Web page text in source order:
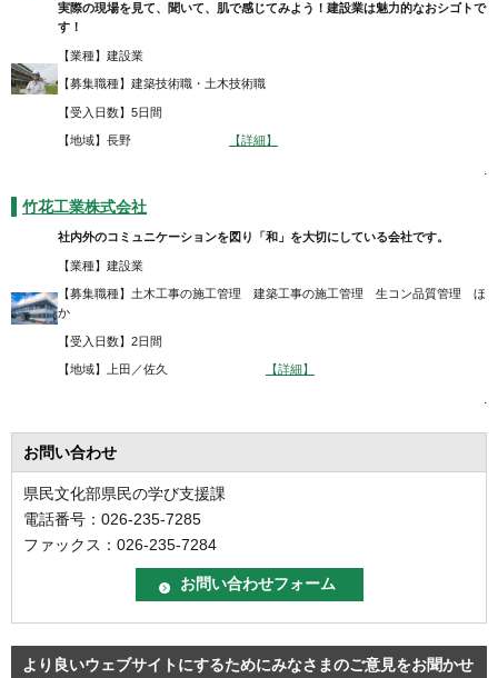
実際の現場を見て、聞いて、肌で感じてみよう！建設業は魅力的なおシゴトで
す！
【業種】建設業
【募集職種】建築技術職・土木技術職
【受入日数】5日間
【地域】長野 【詳細】
.
竹花工業株式会社
社内外のコミュニケーションを図り「和」を大切にしている会社です。
【業種】建設業
【募集職種】土木工事の施工管理 建築工事の施工管理 生コン品質管理 ほ
か
【受入日数】2日間
【地域】上田／佐久 【詳細】
.
お問い合わせ
県民文化部県民の学び支援課
電話番号：026-235-7285
ファックス：026-235-7284
より良いウェブサイトにするためにみなさまのご意見をお聞かせ